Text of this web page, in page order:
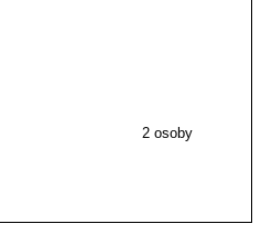
2 osoby